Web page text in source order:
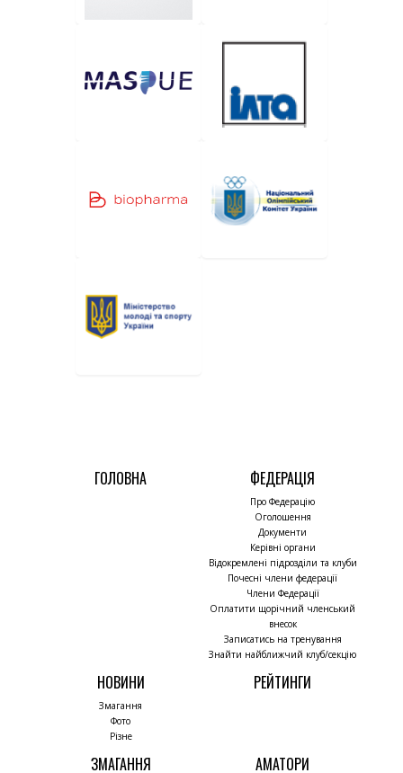
ГОЛОВНА ФЕДЕРАЦІЯ
Про Федерацію
Оголошення
Документи
Керівні органи
Відокремлені підрозділи та клуби
Почесні члени федерації
Члени Федерації
Оплатити щорічний членський
внесок
Записатись на тренування
Знайти найближчий клуб/секцію
НОВИНИ
Змагання
Фото
Різне
РЕЙТИНГИ
ЗМАГАННЯ АМАТОРИ